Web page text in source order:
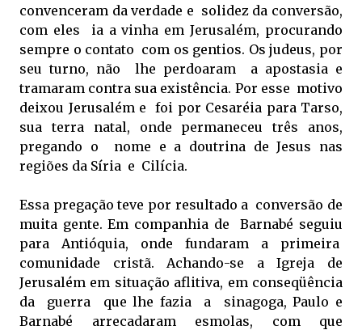
convenceram da verdade e solidez da conversão,
com eles ia a vinha em Jerusalém, procurando
sempre o contato com os gentios. Os judeus, por
seu turno, não lhe perdoaram a apostasia e
tramaram contra sua existência. Por esse motivo
deixou Jerusalém e foi por Cesaréia para Tarso,
sua terra natal, onde permaneceu três anos,
pregando o nome e a doutrina de Jesus nas
regiões da Síria e Cilícia.
Essa pregação teve por resultado a conversão de
muita gente. Em companhia de Barnabé seguiu
para Antióquia, onde fundaram a primeira
comunidade cristã. Achando-se a Igreja de
Jerusalém em situação aflitiva, em conseqüência
da guerra que lhe fazia a sinagoga, Paulo e
Barnabé arrecadaram esmolas, com que